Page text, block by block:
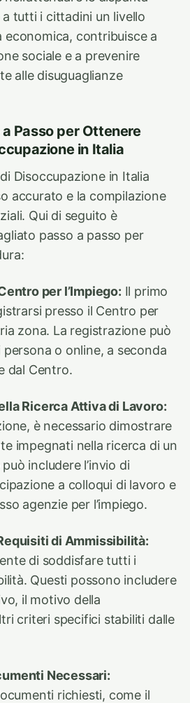
tutti i cittadini un livello
economica, contribuisce a
sociale e a prevenire
alle disuguaglianze
Passo per Ottenere
in Italia
Disoccupazione in Italia
accurato e la compilazione
Qui di seguito è
passo a passo per
per l’Impiego: Il primo
presso il Centro per
zona. La registrazione può
o online, a seconda
dal Centro.
Ricerca Attiva di Lavoro:
è necessario dimostrare
impegnati nella ricerca di un
includere l’invio di
a colloqui di lavoro e
agenzie per l’impiego.
di Ammissibilità:
di soddisfare tutti i
Questi possono includere
il motivo della
criteri specifici stabiliti dalle
Necessari:
richiesti, come il